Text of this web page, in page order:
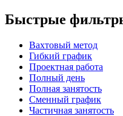
Быстрые
Вахтовый метод
Гибкий график
Проектная работа
Полный день
Полная занятость
Сменный график
Частичная занятость